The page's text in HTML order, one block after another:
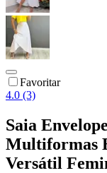
Favoritar
4.0 (3)
Saia
Multiformas
Versátil